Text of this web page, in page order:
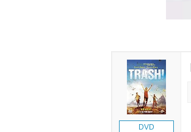
DVD